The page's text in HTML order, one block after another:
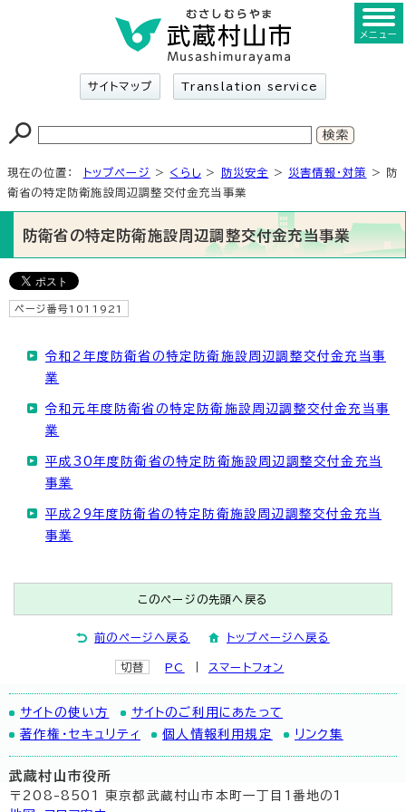
サイトマップ Translation service
メニュー
現在の位置： トップページ > くらし > 防災安全 > 災害情報・対策
> 防
衛省の特定防衛施設周辺調整交付金充当事業
防衛省の特定防衛施設周辺調整交付金充当事業
ページ番号1011921
令和2年度防衛省の特定防衛施設周辺調整交付金充当事
業
令和元年度防衛省の特定防衛施設周辺調整交付金充当事
業
平成30年度防衛省の特定防衛施設周辺調整交付金充当
事業
平成29年度防衛省の特定防衛施設周辺調整交付金充当
事業
このページの先頭へ戻る
前のページへ戻る トップページへ戻る
切替 PC スマートフォン
サイトの使い方
サイトのご利用にあたって
著作権・セキュリティ
個人情報利用規定 リンク集
武蔵村山市役所
〒208-8501 東京都武蔵村山市本町一丁目1番地の1